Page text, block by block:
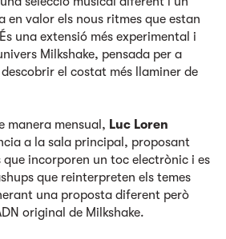
en valor els nous ritmes que estan
una extensió més experimental i
Milkshake, pensada per a
el costat més llaminer de
manera mensual, Luc Loren
a la sala principal, proposant
que incorporen un toc electrònic i es
que reinterpreten els temes
una proposta diferent però
original de Milkshake.